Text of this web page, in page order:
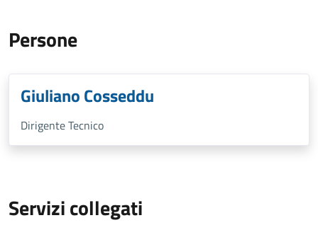
Persone
Giuliano Cosseddu
Dirigente Tecnico
Servizi collegati